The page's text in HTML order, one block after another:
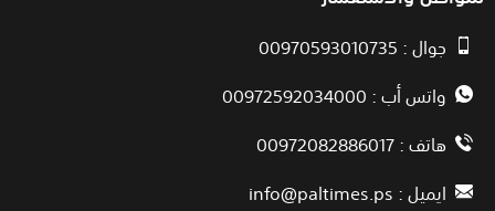
جوال : 00970593010735
واتس أب : 00972592034000
هاتف : 00972082886017
ايميل :info@paltimes.ps